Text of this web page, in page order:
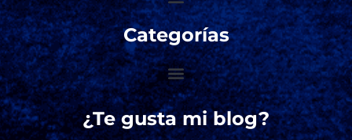
Categorías
¿Te gusta mi blog?